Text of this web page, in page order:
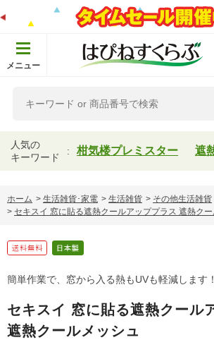
メニュー
人気の
キーワード
柑気楼プレミスター 遮
ホーム > 生活雑貨･家電 > 生活雑貨 > その他生活雑貨
> セキスイ 窓に貼る遮熱クールアッププラス 遮熱ク
簡単作業で、窓から入る熱もUVも軽減します！
セキスイ 窓に貼る遮熱クール
遮熱クールメッシュ